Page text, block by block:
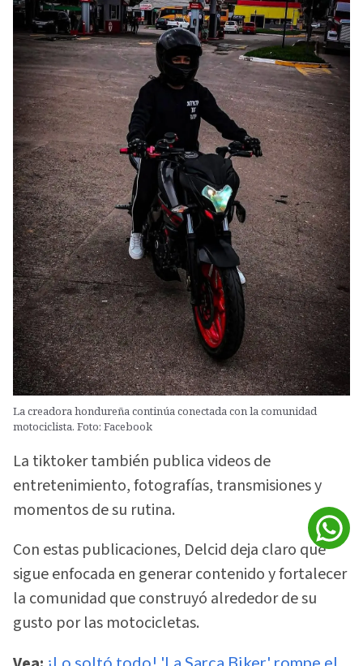
La creadora hondureña continúa conectada con la comunidad
motociclista. Foto: Facebook
La tiktoker también publica videos de
entretenimiento, fotografías, transmisiones y
momentos de su rutina.
Con estas publicaciones, Delcid deja claro que
sigue enfocada en generar contenido y fortalecer
la comunidad que construyó alrededor de su
gusto por las motocicletas.
¡Lo soltó todo! 'La Sarca Biker' rompe el